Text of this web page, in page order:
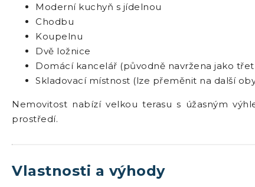
Moderní kuchyň s jídelnou
Chodbu
Koupelnu
Dvě ložnice
Domácí kancelář (původně navržena jako
Skladovací místnost (lze přeměnit na další
Nemovitost nabízí velkou terasu s úžasným
prostředí.
Vlastnosti a výhody